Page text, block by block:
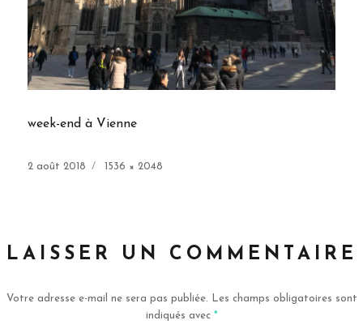
week-end à Vienne
Publié
2 août 2018
Taille
1536 × 2048
LAISSER UN COMMENTAIRE
Votre adresse e-mail ne sera pas publiée.
Les champs obligatoires sont
indiqués avec *